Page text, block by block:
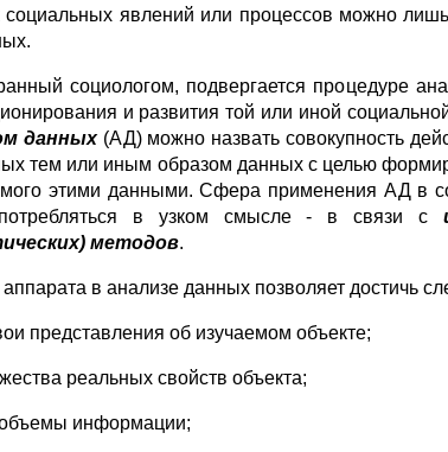
социальных явлений или процессов можно
социологом, подвергается процедуре
и развития той или иной
данных(АД) можно назвать совокупность
тем или иным образом данных с целью
этими данными. Сфера применения АД в
в узком смысле - в связи с
методов.
в анализе данных позволяет достичь
представления об изучаемом объекте;
реальных свойств объекта;
информации;